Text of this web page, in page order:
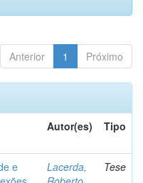
Anterior 1 Próximo
Autor(es) Tipo
e
Lacerda,
Tese